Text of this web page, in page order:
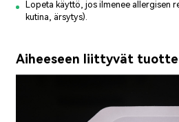
Lopeta käyttö, jos ilmenee allergisen
kutina, ärsytys).
Aiheeseen liittyvät